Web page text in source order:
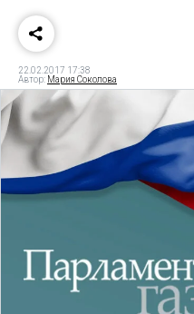
22.02.2017 17:38
Автор: Мария Соколова